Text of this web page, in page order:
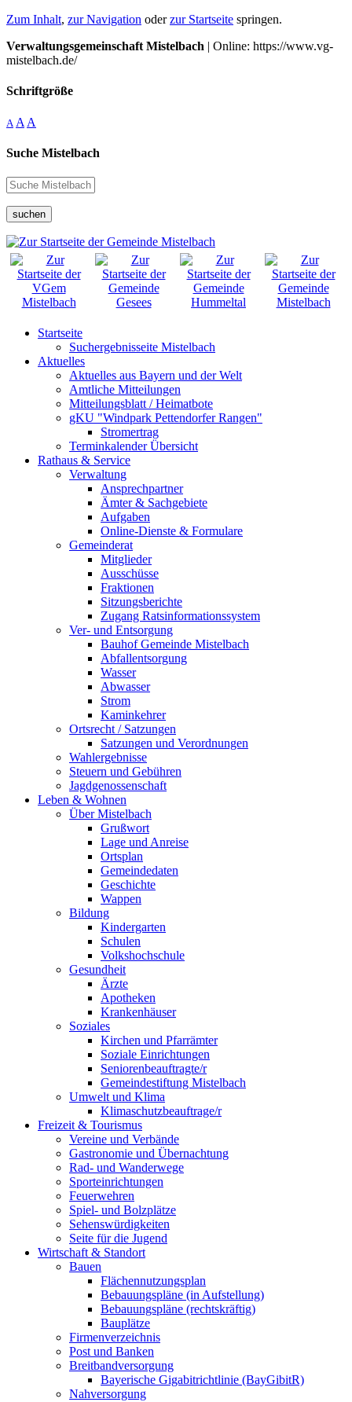
Zum Inhalt, zur Navigation oderzur Startseite springen.
Verwaltungsgemeinschaft Mistelbach | Online: https://www.vg-
mistelbach.de/
Schriftgröße
A A A
Suche Mistelbach
suchen
Startseite
Suchergebnisseite Mistelbach
Aktuelles
Aktuelles aus Bayern und der Welt
Amtliche Mitteilungen
Mitteilungsblatt / Heimatbote
gKU "Windpark Pettendorfer Rangen"
Stromertrag
Terminkalender Übersicht
Rathaus & Service
Verwaltung
Ansprechpartner
Ämter & Sachgebiete
Aufgaben
Online-Dienste & Formulare
Gemeinderat
Mitglieder
Ausschüsse
Fraktionen
Sitzungsberichte
Zugang Ratsinformationssystem
Ver- und Entsorgung
Bauhof Gemeinde Mistelbach
Abfallentsorgung
Wasser
Abwasser
Strom
Kaminkehrer
Ortsrecht / Satzungen
Satzungen und Verordnungen
Wahlergebnisse
Steuern und Gebühren
Jagdgenossenschaft
Leben & Wohnen
Über Mistelbach
Grußwort
Lage und Anreise
Ortsplan
Gemeindedaten
Geschichte
Wappen
Bildung
Kindergarten
Schulen
Volkshochschule
Gesundheit
Ärzte
Apotheken
Krankenhäuser
Soziales
Kirchen und Pfarrämter
Soziale Einrichtungen
Seniorenbeauftragte/r
Gemeindestiftung Mistelbach
Umwelt und Klima
Klimaschutzbeauftrage/r
Freizeit & Tourismus
Vereine und Verbände
Gastronomie und Übernachtung
Rad- und Wanderwege
Sporteinrichtungen
Feuerwehren
Spiel- und Bolzplätze
Sehenswürdigkeiten
Seite für die Jugend
Wirtschaft & Standort
Bauen
Flächennutzungsplan
Bebauungspläne (in Aufstellung)
Bebauungspläne (rechtskräftig)
Bauplätze
Firmenverzeichnis
Post und Banken
Breitbandversorgung
Bayerische Gigabitrichtlinie (BayGibitR)
Nahversorgung